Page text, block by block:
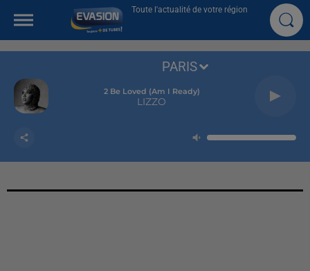
Toute l'actualité de votre région
2 Be Loved (am I Ready)
LIZZO
PARIS